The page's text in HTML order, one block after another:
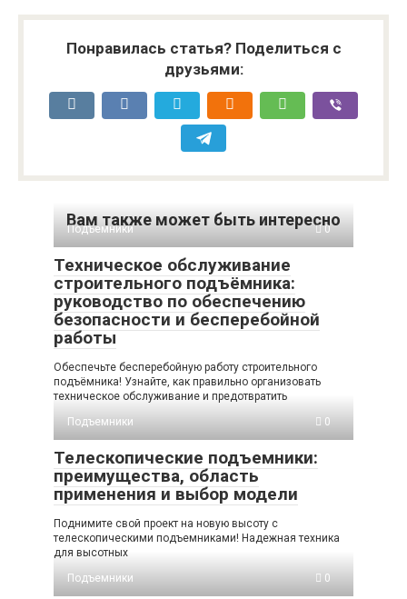
Понравилась статья? Поделиться с
друзьями:
Вам также может быть интересно
Подъемники 0
Техническое обслуживание
строительного подъёмника:
руководство по обеспечению
безопасности и бесперебойной
работы
Обеспечьте бесперебойную работу строительного
подъёмника! Узнайте, как правильно организовать
техническое обслуживание и предотвратить
Подъемники
0
Телескопические подъемники:
преимущества, область
применения и выбор модели
Поднимите свой проект на новую высоту с
телескопическими подъемниками! Надежная техника
для высотных
Подъемники
0